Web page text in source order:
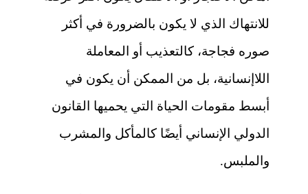
للانتهاك الذي لا يكون بالضرورة في أكثر
صوره فجاجة، كالتعذيب أو المعاملة
اللاإنسانية، بل من الممكن أن يكون في
أبسط مقومات الحياة التي يحميها القانون
الدولي الإنساني أيضًا كالمأكل والمشرب
والملبس.